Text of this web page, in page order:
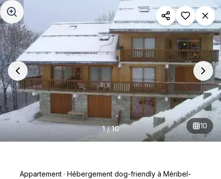
Aller au contenu principal
1/10 10
Appartement · Hébergement dog-friendly à Méribel-